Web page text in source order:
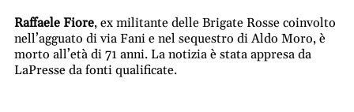
Raffaele Fiore, ex militante delle Brigate Rosse coinvolto
nell’agguato di via Fani e nel sequestro di Aldo Moro, è
morto all’età di 71 anni. La notizia è stata appresa da
LaPresse da fonti qualificate.